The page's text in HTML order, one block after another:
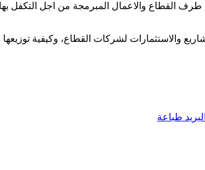
طرف القطاع والاعمال المبرمجة من اجل
لشركات القطاع، وكيفية توزيعها
طباعة